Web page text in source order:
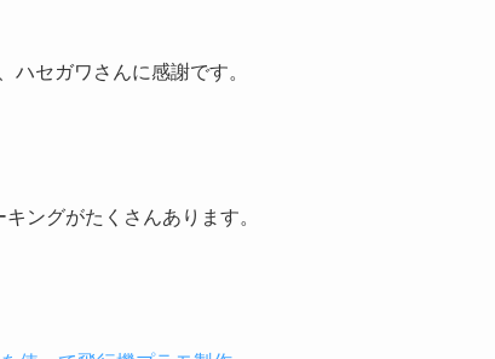
ハセガワさんに感謝です。
ングがたくさんあります。